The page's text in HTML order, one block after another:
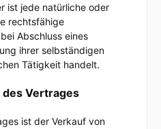
ist jede natürliche oder
rechtsfähige
Abschluss eines
ihrer selbständigen
Tätigkeit handelt.
des Vertrages
ist der Verkauf von